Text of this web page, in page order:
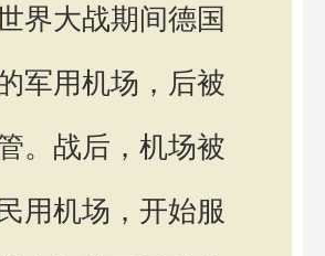
界大战期间德国
军用机场，后被
。战后，机场被
用机场，开始服